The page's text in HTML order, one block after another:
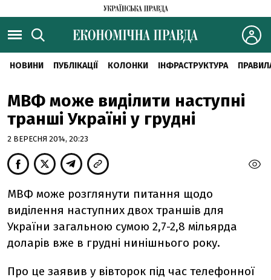
НОВИНИ ПУБЛІКАЦІЇ КОЛОНКИ ІНФРАСТРУКТУРА
МВФ може виділити наступні
транші Україні у грудні
2 ВЕРЕСНЯ 2014, 20:23
МВФ може розглянути питання щодо
виділення наступних двох траншів для
України загальною сумою 2,7-2,8 мільярда
доларів вже в грудні нинішнього року.
Про це заявив у вівторок під час телефонної